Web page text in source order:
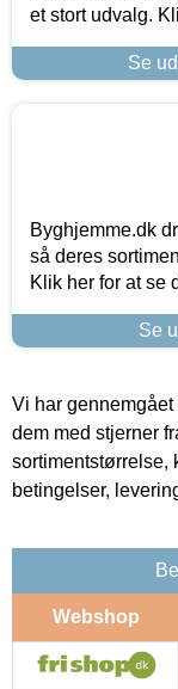
et stort udvalg.
Se
Byghjemme.dk
så deres
Klik her for at se
Se
Vi har
dem med stjerner
sortimentstørrelse,
betingelser,
Webshop